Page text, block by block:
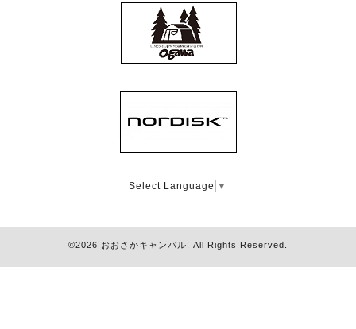
Select Language ▼
©2026 おおさかキャンパル . All Rights Reserved.